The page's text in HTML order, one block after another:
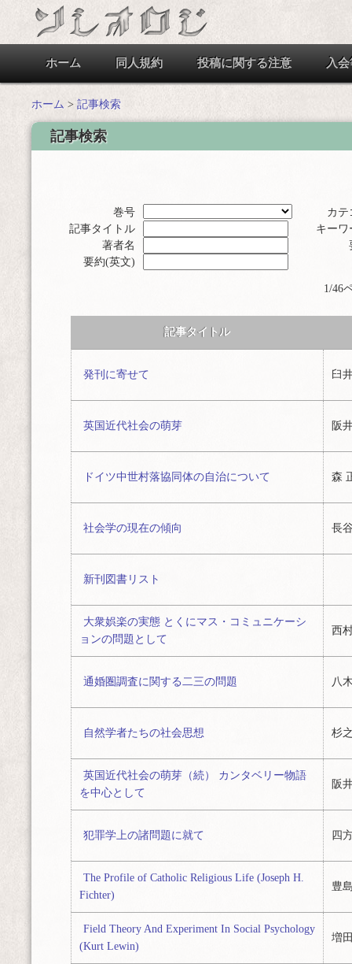
ホーム 同人規約 投稿に関する注意 入
ホーム > 記事検索
記事検索
巻号
カテ
記事タイトル
キーワ
著者名
要約(英文)
1/46
記事タイトル
発刊に寄せて 臼
英国近代社会の萌芽 阪
ドイツ中世村落協同体の自治について 森
社会学の現在の傾向 長
新刊図書リスト
大衆娯楽の実態 とくにマス・コミュニケーシ
ョンの問題として
西
通婚圏調査に関する二三の問題 八
自然学者たちの社会思想 杉
英国近代社会の萌芽（続） カンタベリー物語
を中心として
阪
犯罪学上の諸問題に就て 四
The Profile of Catholic Religious Life (Joseph H.
Fichter)
豊
Field Theory And Experiment In Social Psychology
(Kurt Lewin)
増